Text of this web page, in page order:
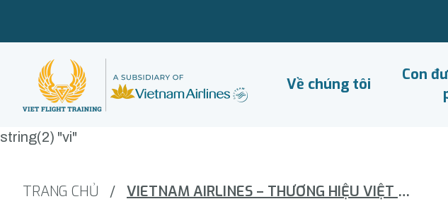
Về chúng tôi
Con
string(2) "vi"
TRANG CHỦ / VIETNAM AIRLINES – THƯƠNG HIỆU VIỆT CÓ TRẢI NGHIỆM KHÁCH HÀNG TỐT NHẤT